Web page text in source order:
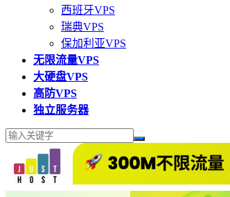
西班牙VPS
瑞典VPS
保加利亚VPS
无限流量VPS
大硬盘VPS
高防VPS
独立服务器